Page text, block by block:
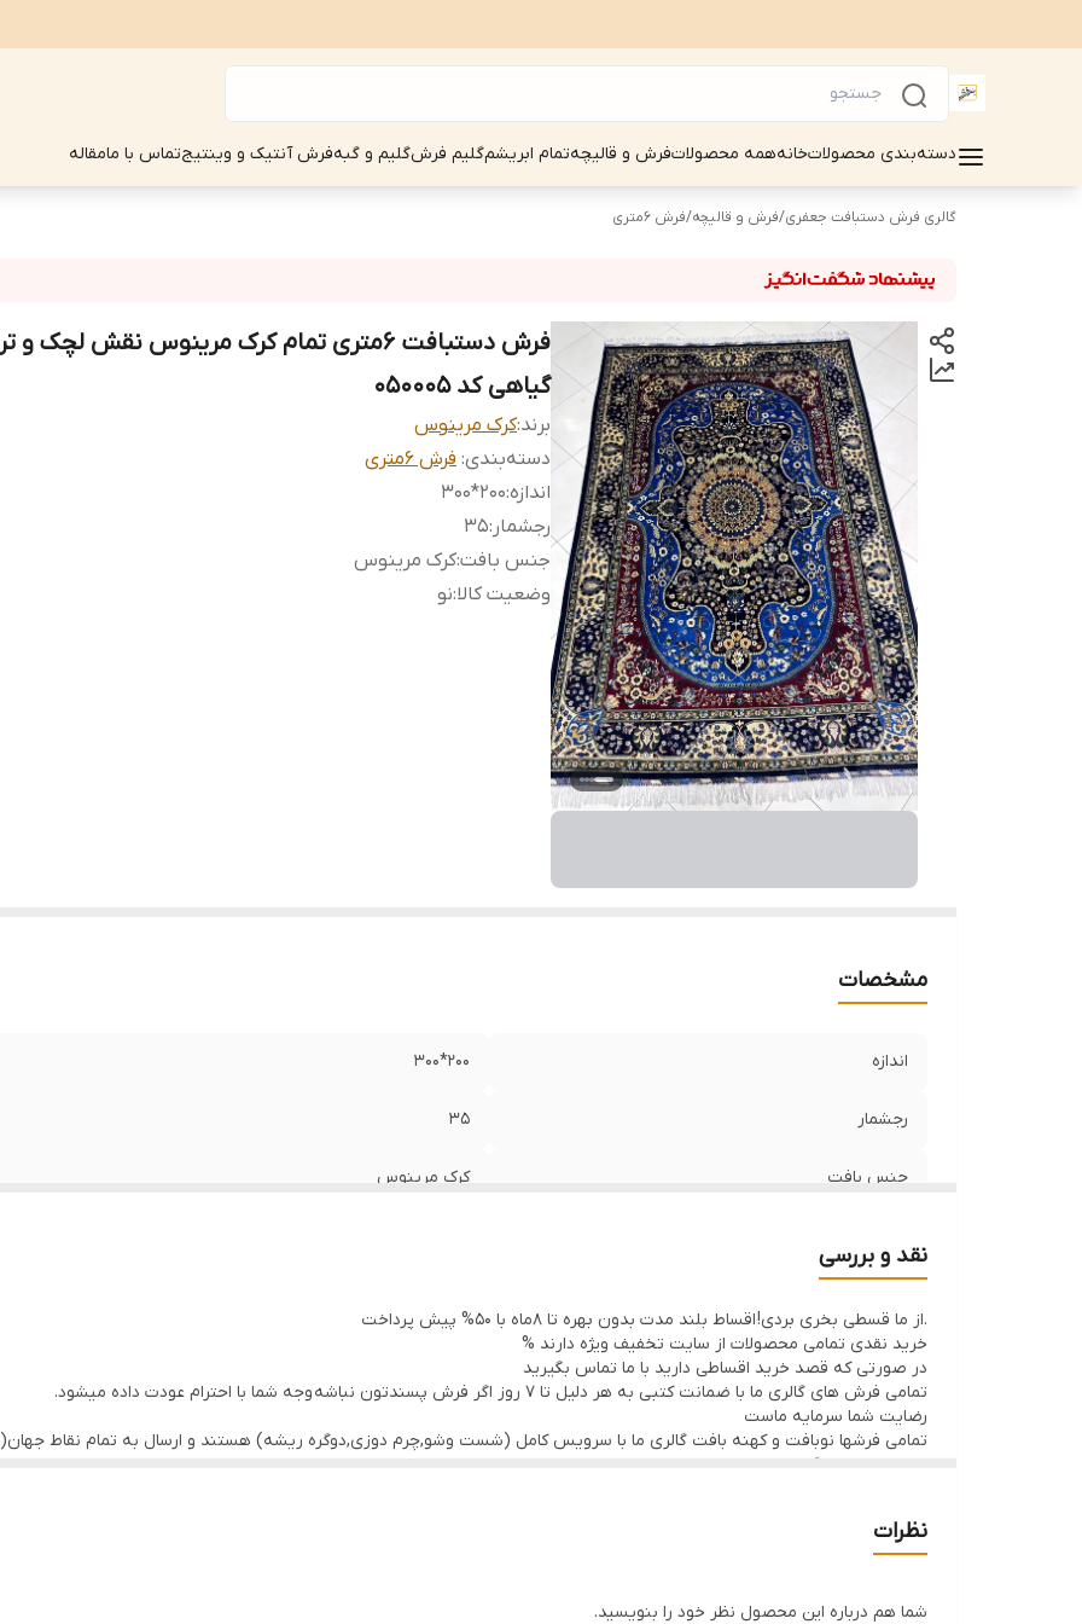
دسته‌بندی محصولاتخانههمه محصولاتفرش و قالیچهتمام ابریشمگلیم فرشگلیم و گبهفرش آنتیک و وینتیجتماس با مامقاله
گالری فرش دستبافت جعفری/فرش و قالیچه/فرش 6متری
فرش دستبافت 6متری تمام کرک مرینوس نقش لچک
گیاهی کد 050005
برند:کرک مرینوس
دسته‌بندی: فرش 6متری
اندازه:
200*300
رجشمار :
35
جنس بافت:کرک مرینوس
وضعیت کالا:نو
مشخصات
اندازه 200*300
رجشمار 35
جنس بافت کرک مرینوس
نقد و بررسی
.از ما قسطی بخری بردی! اقساط بلند مدت بدون بهره تا 8ماه با 50% پیش پرداخت
خرید نقدی تمامی محصولات از سایت تخفیف ویژه دارند %
در صورتی که قصد خرید اقساطی دارید با ما تماس بگیرید
تمامی فرش های گالری ما با ضمانت کتبی به هر دلیل تا 7 روز اگر فرش پسندتون نباشه وجه شما با احترام عودت داده میشود.
رضایت شما سرمایه ماست
تمامی فرشها نوبافت و کهنه بافت گالری ما با سرویس کامل (شست وشو,چرم دوزی,دوگره ریشه) هستند و ارسال به تمام نقاط
ارسال داخلی رایگان میباشد
نظرات
شما هم درباره این محصول نظر خود را بنویسید.